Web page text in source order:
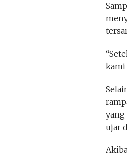
kami
yang
ujar